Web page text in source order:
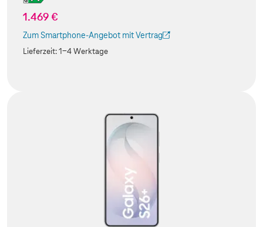
1.469 €
Zum Smartphone-Angebot mit Vertrag
(Der Link wird in einem neuen Tab geöffnet)
Lieferzeit:1-4 Werktage